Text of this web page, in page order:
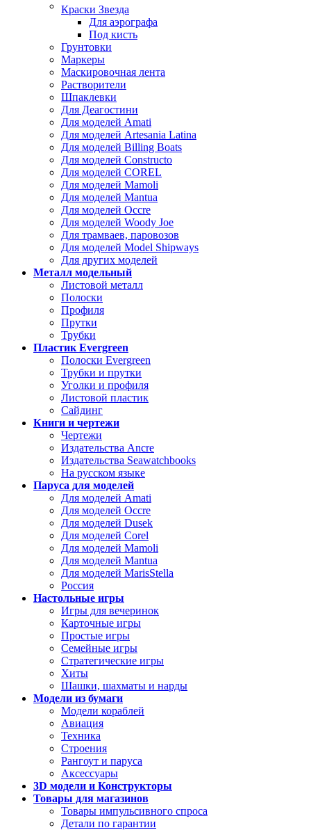
Краски Звезда
Для аэрографа
Под кисть
Грунтовки
Маркеры
Маскировочная лента
Растворители
Шпаклевки
Для Деагостини
Для моделей Amati
Для моделей Artesania Latina
Для моделей Billing Boats
Для моделей Constructo
Для моделей COREL
Для моделей Mamoli
Для моделей Mantua
Для моделей Occre
Для моделей Woody Joe
Для трамваев, паровозов
Для моделей Model Shipways
Для других моделей
Металл модельный
Листовой металл
Полоски
Профиля
Прутки
Трубки
Пластик Evergreen
Полоски Evergreen
Трубки и прутки
Уголки и профиля
Листовой пластик
Сайдинг
Книги и чертежи
Чертежи
Издательства Ancre
Издательства Seawatchbooks
На русском языке
Паруса для моделей
Для моделей Amati
Для моделей Occre
Для моделей Dusek
Для моделей Corel
Для моделей Mamoli
Для моделей Mantua
Для моделей MarisStella
Россия
Настольные игры
Игры для вечеринок
Карточные игры
Простые игры
Семейные игры
Стратегические игры
Хиты
Шашки, шахматы и нарды
Модели из бумаги
Модели кораблей
Авиация
Техника
Строения
Рангоут и паруса
Аксессуары
3D модели и Конструкторы
Товары для магазинов
Товары импульсивного спроса
Детали по гарантии